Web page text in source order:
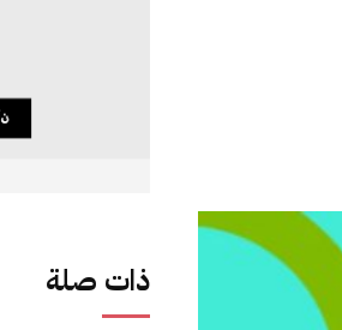
ذات صلة